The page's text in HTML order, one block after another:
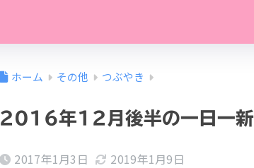
ホーム その他 つぶやき
2016年12月後半の一日一新
2017年1月3日 2019年1月9日